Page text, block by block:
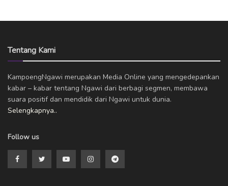
Tentang Kami
KampoengNgawi merupakan Media Online yang mengedepankan
kabar – kabar tentang Ngawi dari berbagi segmen, membawa
suara positif dan mendidik dari Ngawi untuk dunia.
Selengkapnya..
Follow us